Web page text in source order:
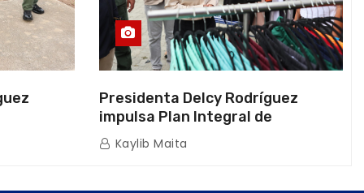
en La
Presidenta Delcy Rodríguez
impulsa Plan Integral de
Reactivación Económica en La
Guaira
Kaylib Maita